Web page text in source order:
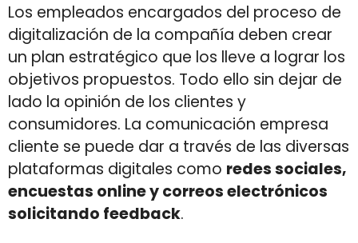
Los empleados encargados del proceso de
digitalización de la compañía deben crear
un plan estratégico que los lleve a lograr los
objetivos propuestos. Todo ello sin dejar de
lado la opinión de los clientes y
consumidores. La comunicación empresa
cliente se puede dar a través de las diversas
plataformas digitales como redes sociales,
encuestas online y correos electrónicos
solicitando feedback.